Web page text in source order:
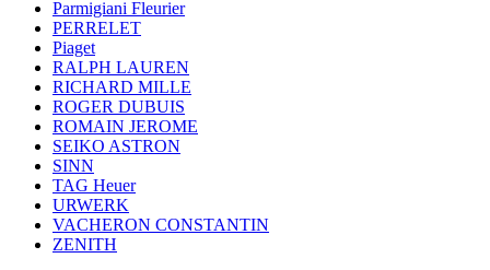
Parmigiani Fleurier
PERRELET
Piaget
RALPH LAUREN
RICHARD MILLE
ROGER DUBUIS
ROMAIN JEROME
SEIKO ASTRON
SINN
TAG Heuer
URWERK
VACHERON CONSTANTIN
ZENITH